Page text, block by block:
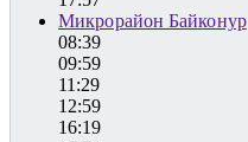
Микрорайон Байконур
08:39
09:59
11:29
12:59
16:19